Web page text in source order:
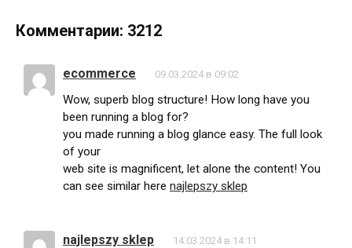
Комментарии: 3212
ecommerce 09.03.2024 в 09:02
Wow, superb blog structure! How long have you
been running a blog for?
you made running a blog glance easy. The full look
of your
web site is magnificent, let alone the content! You
can see similar here najlepszy sklep
najlepszy sklep 14.03.2024 в 14:11